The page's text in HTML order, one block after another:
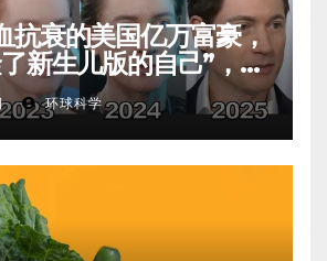
抗衰的美国亿万富豪，
新生儿版的自己”，真
环球科学